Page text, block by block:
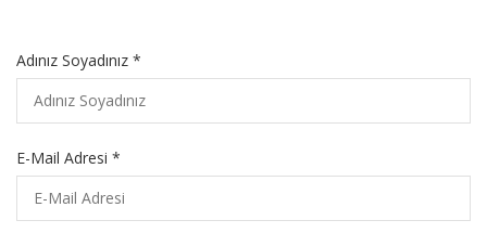
Adınız Soyadınız *
E-Mail Adresi *